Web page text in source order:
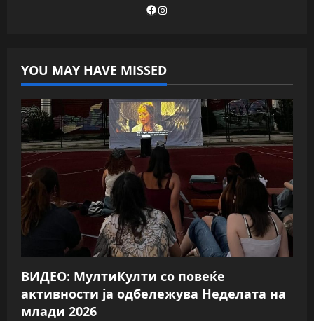
Facebook
Instagram
YOU MAY HAVE MISSED
ВИДЕО: МултиКулти со повеќе
активности ја одбележува Неделата на
млади 2026